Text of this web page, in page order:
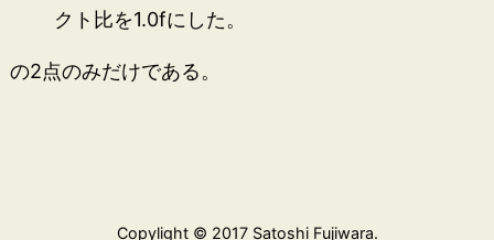
クト比を1.0fにした。
の2点のみだけである。
Copylight © 2017 Satoshi Fujiwara.